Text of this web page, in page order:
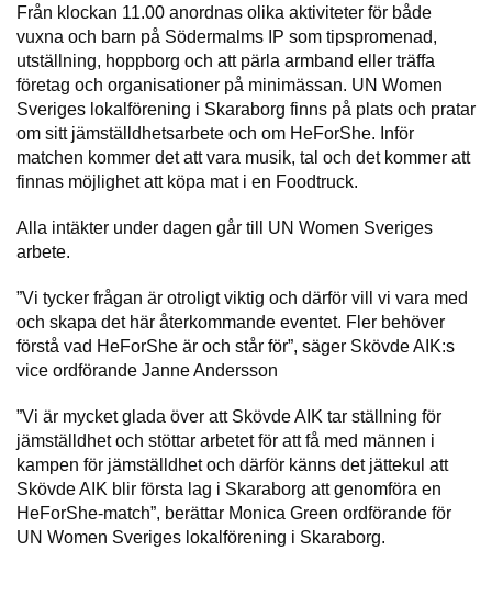
Från klockan 11.00 anordnas olika aktiviteter för både
vuxna och barn på Södermalms IP som tipspromenad,
utställning, hoppborg och att pärla armband eller träffa
företag och organisationer på minimässan. UN Women
Sveriges lokalförening i Skaraborg finns på plats och pratar
om sitt jämställdhetsarbete och om HeForShe. Inför
matchen kommer det att vara musik, tal och det kommer att
finnas möjlighet att köpa mat i en Foodtruck.
Alla intäkter under dagen går till UN Women Sveriges
arbete.
”Vi tycker frågan är otroligt viktig och därför vill vi vara med
och skapa det här återkommande eventet. Fler behöver
förstå vad HeForShe är och står för”, säger Skövde AIK:s
vice ordförande Janne Andersson
”Vi är mycket glada över att Skövde AIK tar ställning för
jämställdhet och stöttar arbetet för att få med männen i
kampen för jämställdhet och därför känns det jättekul att
Skövde AIK blir första lag i Skaraborg att genomföra en
HeForShe-match”, berättar Monica Green ordförande för
UN Women Sveriges lokalförening i Skaraborg.